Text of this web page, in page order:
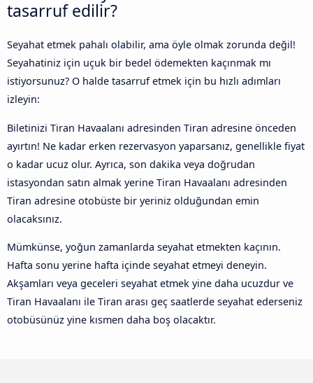
tasarruf edilir?
Seyahat etmek pahalı olabilir, ama öyle olmak zorunda değil!
Seyahatiniz için uçuk bir bedel ödemekten kaçınmak mı
istiyorsunuz? O halde tasarruf etmek için bu hızlı adımları
izleyin:
Biletinizi Tiran Havaalanı adresinden Tiran adresine önceden
ayırtın! Ne kadar erken rezervasyon yaparsanız, genellikle fiyat
o kadar ucuz olur. Ayrıca, son dakika veya doğrudan
istasyondan satın almak yerine Tiran Havaalanı adresinden
Tiran adresine otobüste bir yeriniz olduğundan emin
olacaksınız.
Mümkünse, yoğun zamanlarda seyahat etmekten kaçının.
Hafta sonu yerine hafta içinde seyahat etmeyi deneyin.
Akşamları veya geceleri seyahat etmek yine daha ucuzdur ve
Tiran Havaalanı ile Tiran arası geç saatlerde seyahat ederseniz
otobüsünüz yine kısmen daha boş olacaktır.